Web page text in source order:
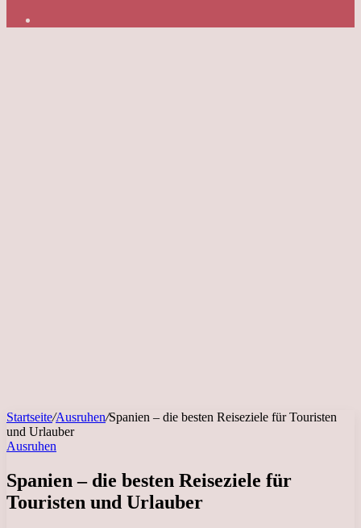
Startseite/Ausruhen/Spanien – die besten Reiseziele für Touristen
und Urlauber
Ausruhen
Spanien – die besten Reiseziele für
Touristen und Urlauber